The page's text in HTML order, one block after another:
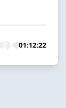
01:12:22